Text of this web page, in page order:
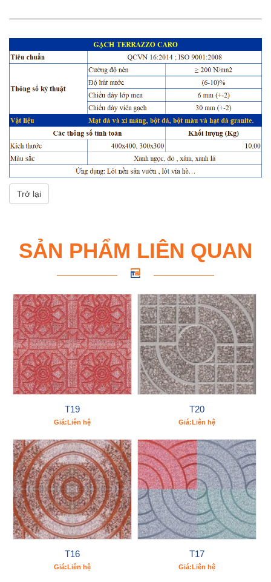
Trở lại
SẢN PHẨM LIÊN QUAN
T19
Giá:Liên hệ
T20
Giá:Liên hệ
T16
Giá:Liên hệ
T17
Giá:Liên hệ